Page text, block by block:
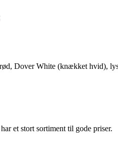
Dover White (knækket hvid),
et stort sortiment til gode priser.